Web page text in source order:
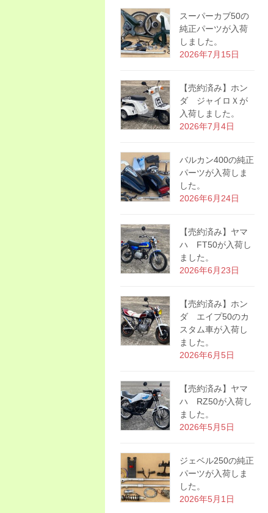
スーパーカブ50の
純正パーツが入荷
しました。
2026年7月15日
【売約済み】ホン
ダ ジャイロＸが
入荷しました。
2026年7月4日
バルカン400の純正
パーツが入荷しま
した。
2026年6月24日
【売約済み】ヤマ
ハ FT50が入荷し
ました。
2026年6月23日
【売約済み】ホン
ダ エイプ50のカ
スタム車が入荷し
ました。
2026年6月5日
【売約済み】ヤマ
ハ RZ50が入荷し
ました。
2026年5月5日
ジェベル250の純正
パーツが入荷しま
した。
2026年5月1日